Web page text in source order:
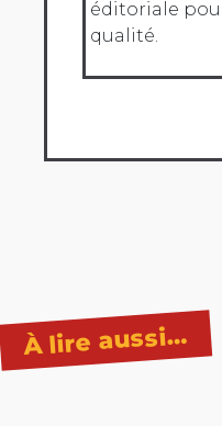
éditoriale
qualité.
À lire aussi…